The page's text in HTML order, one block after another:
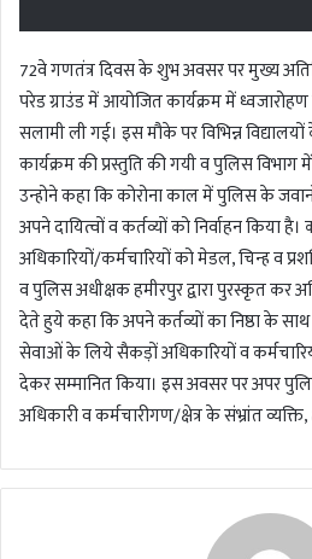
i
72वे गणतंत्र दिवस के शुभ अवसर पर मुख्य
परेड ग्राउंड में आयोजित कार्यक्रम में
सलामी ली गई। इस मौके पर विभिन्न
कार्यक्रम की प्रस्तुति की गयी व पुलिस विभाग
उन्होने कहा कि कोरोना काल में पुलिस के
अपने दायित्वों व कर्तव्यों को निर्वाहन किया
अधिकारियों/कर्मचारियों को मेडल, चिन्ह व
व पुलिस अधीक्षक हमीरपुर द्वारा पुरस्कृत कर
देते हुये कहा कि अपने कर्तव्यों का निष्ठा के
सेवाओं के लिये सैकड़ों अधिकारियों व
देकर सम्मानित किया। इस अवसर पर अपर
अधिकारी व कर्मचारीगण/क्षेत्र के संभ्रांत